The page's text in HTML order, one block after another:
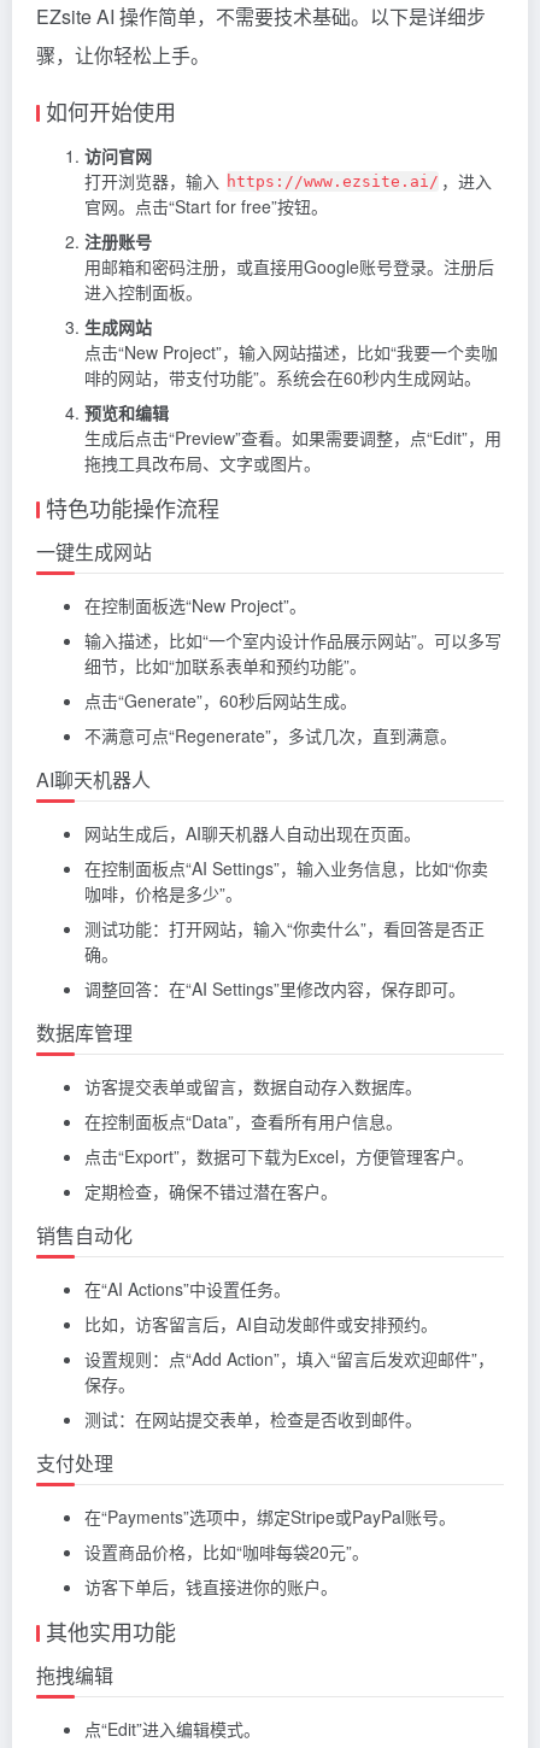
EZsite AI 操作简单，不需要技术基础。以下是详细步
骤，让你轻松上手。
如何开始使用
访问官网
打开浏览器，输入
https://www.ezsite.ai/ ，进入
官网。点击“Start for free”按钮。
注册账号
用邮箱和密码注册，或直接用Google账号登录。注册后
进入控制面板。
生成网站
点击“New Project”，输入网站描述，比如“我要一个卖咖
啡的网站，带支付功能”。系统会在60秒内生成网站。
预览和编辑
生成后点击“Preview”查看。如果需要调整，点“Edit”，用
拖拽工具改布局、文字或图片。
特色功能操作流程
一键生成网站
在控制面板选“New Project”。
输入描述，比如“一个室内设计作品展示网站”。可以多写
细节，比如“加联系表单和预约功能”。
点击“Generate”，60秒后网站生成。
不满意可点“Regenerate”，多试几次，直到满意。
AI聊天机器人
网站生成后，AI聊天机器人自动出现在页面。
在控制面板点“AI Settings”，输入业务信息，比如“你卖
咖啡，价格是多少”。
测试功能：打开网站，输入“你卖什么”，看回答是否正
确。
调整回答：在“AI Settings”里修改内容，保存即可。
数据库管理
访客提交表单或留言，数据自动存入数据库。
在控制面板点“Data”，查看所有用户信息。
点击“Export”，数据可下载为Excel，方便管理客户。
定期检查，确保不错过潜在客户。
销售自动化
在“AI Actions”中设置任务。
比如，访客留言后，AI自动发邮件或安排预约。
设置规则：点“Add Action”，填入“留言后发欢迎邮件”，
保存。
测试：在网站提交表单，检查是否收到邮件。
支付处理
在“Payments”选项中，绑定Stripe或PayPal账号。
设置商品价格，比如“咖啡每袋20元”。
访客下单后，钱直接进你的账户。
其他实用功能
拖拽编辑
点“Edit”进入编辑模式。